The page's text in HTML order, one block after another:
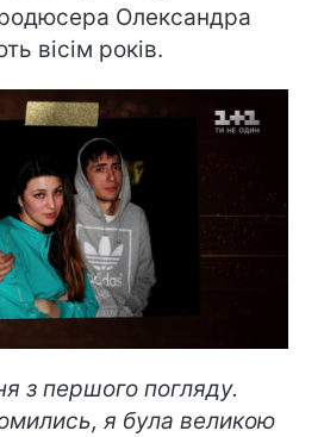
Олександра
вісім років.
з першого погляду.
я була великою